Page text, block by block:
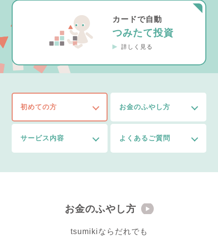
カードで自動
つみたて投資
詳しく見る
初めての方 お金のふやし方
サービス内容 よくあるご質問
お金のふやし方
tsumikiならだれでも